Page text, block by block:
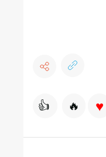
👍 🔥 ♥